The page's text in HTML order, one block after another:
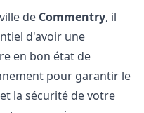
de Commentry, il
d'avoir une
en bon état de
pour garantir le
la sécurité de votre